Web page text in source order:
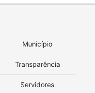
Município
Transparência
Servidores